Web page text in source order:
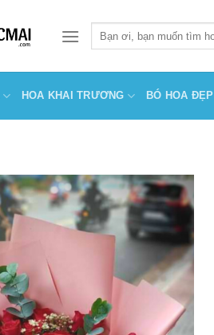
kiếm:
HOA KHAI TRƯƠNG BÓ HOA ĐẸP